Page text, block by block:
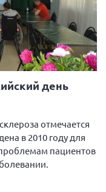
день
отмечается
в 2010 году для
пациентов